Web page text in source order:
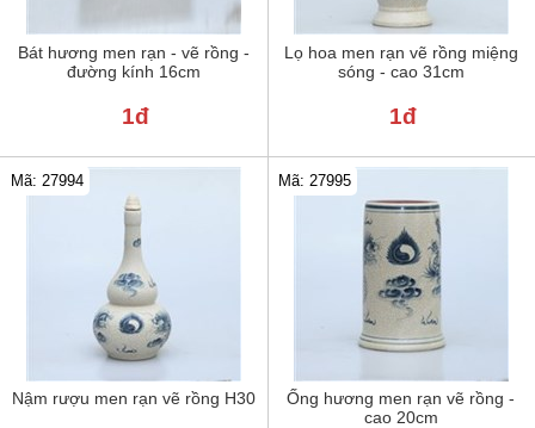
Bát hương men rạn - vẽ rồng -
đường kính 16cm
1đ
Lọ hoa men rạn vẽ rồng miệng
sóng - cao 31cm
1đ
Nậm rượu men rạn vẽ rồng H30
Mã: 27994
Ống hương men rạn vẽ rồng -
cao 20cm
Mã: 27995